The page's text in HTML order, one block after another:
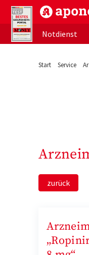
aponet.de -
Notdienst
Start Service
zurück